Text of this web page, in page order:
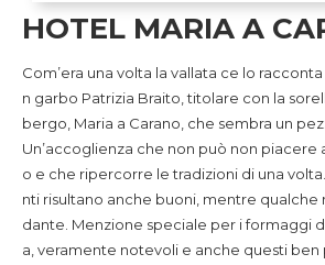
HOTEL MARIA A
Com’era una volta la vallata ce lo
n garbo Patrizia Braito, titolare con la
bergo, Maria a Carano, che sembra un
Un’accoglienza che non può non piacere
o e che ripercorre le tradizioni di una
nti risultano anche buoni, mentre
dante. Menzione speciale per i formaggi
a, veramente notevoli e anche questi ben